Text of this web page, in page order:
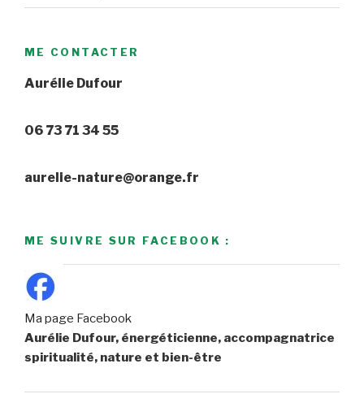
ME CONTACTER
Aurélie Dufour
06 73 71 34 55
aurelie-nature@orange.fr
ME SUIVRE SUR FACEBOOK :
Ma page Facebook
Aurélie Dufour, énergéticienne, accompagnatrice
spiritualité, nature et bien-être